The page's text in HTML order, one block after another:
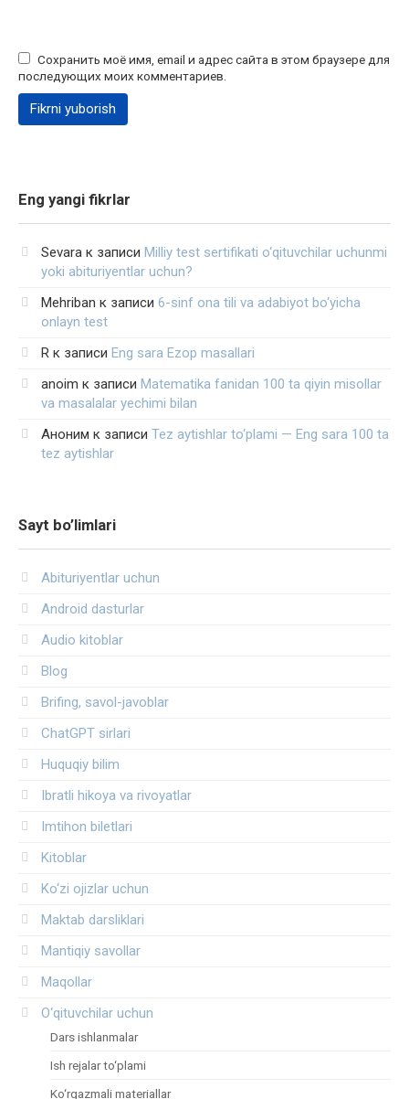
Сохранить моё имя, email и адрес сайта в этом браузере для
последующих моих комментариев.
Eng yangi fikrlar
Sevara к записи Milliy test sertifikati o‘qituvchilar uchunmi
yoki abituriyentlar uchun?
Mehriban к записи 6-sinf ona tili va adabiyot bo‘yicha
onlayn test
R к записи Eng sara Ezop masallari
anoim к записи Matematika fanidan 100 ta qiyin misollar
va masalalar yechimi bilan
Аноним к записи Tez aytishlar to‘plami — Eng sara 100 ta
tez aytishlar
Sayt bo’limlari
Abituriyentlar uchun
Android dasturlar
Audio kitoblar
Blog
Brifing, savol-javoblar
ChatGPT sirlari
Huquqiy bilim
Ibratli hikoya va rivoyatlar
Imtihon biletlari
Kitoblar
Ko‘zi ojizlar uchun
Maktab darsliklari
Mantiqiy savollar
Maqollar
O‘qituvchilar uchun
Dars ishlanmalar
Ish rejalar to‘plami
Ko‘rgazmali materiallar